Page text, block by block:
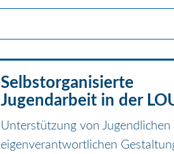
Selbstorganisierte
Jugendarbeit in der
Unterstützung von Jugendlichen
eigenverantwortlichen